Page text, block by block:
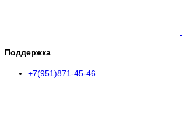
Поддержка
+7(951)871-45-46